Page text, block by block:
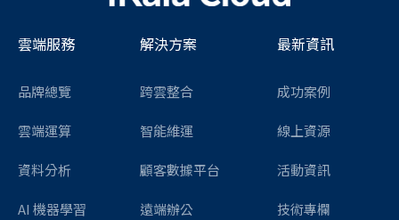
雲端服務
品牌總覽
雲端運算
資料分析
AI 機器學習
解決方案
跨雲整合
智能維運
顧客數據平台
遠端辦公
最新資訊
成功案例
線上資源
活動資訊
技術專欄